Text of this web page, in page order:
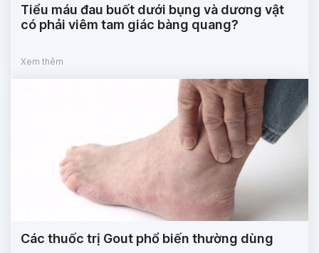
Tiểu máu đau buốt dưới bụng và dương vật
có phải viêm tam giác bàng quang?
Xem thêm
Các thuốc trị Gout phổ biến thường dùng